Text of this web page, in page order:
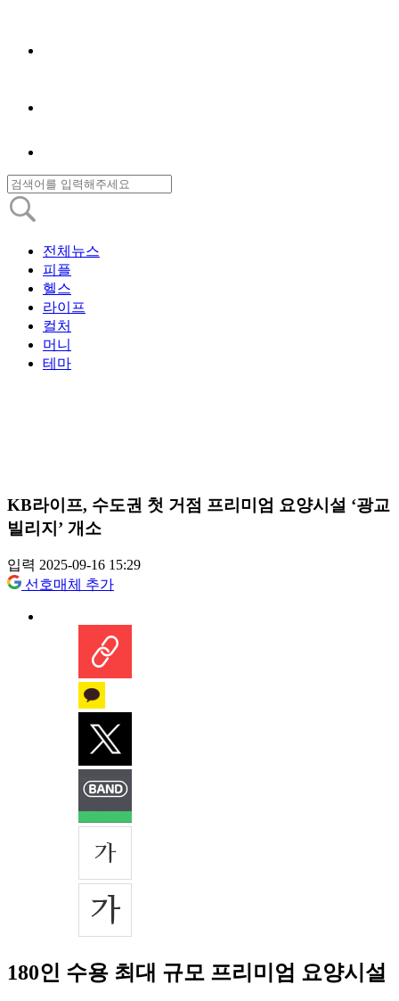
전체뉴스
피플
헬스
라이프
컬처
머니
테마
KB라이프, 수도권 첫 거점 프리미엄 요양시설 ‘광교
빌리지’ 개소
입력 2025-09-16 15:29
선호매체 추가
180인 수용 최대 규모 프리미엄 요양시설